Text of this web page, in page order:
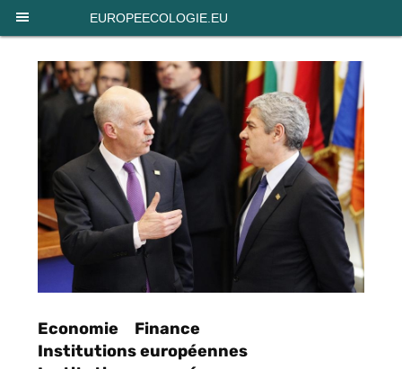
EUROPEECOLOGIE.EU
Economie
Finance
Institutions européennes